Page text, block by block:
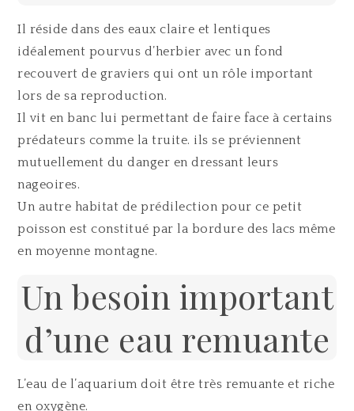
Il réside dans des eaux claire et lentiques
idéalement pourvus d’herbier avec un fond
recouvert de graviers qui ont un rôle important
lors de sa reproduction.
Il vit en banc lui permettant de faire face à certains
prédateurs comme la truite. ils se préviennent
mutuellement du danger en dressant leurs
nageoires.
Un autre habitat de prédilection pour ce petit
poisson est constitué par la bordure des lacs même
en moyenne montagne.
Un besoin important
d’une eau remuante
L’eau de l’aquarium doit être très remuante et riche
en oxygène.